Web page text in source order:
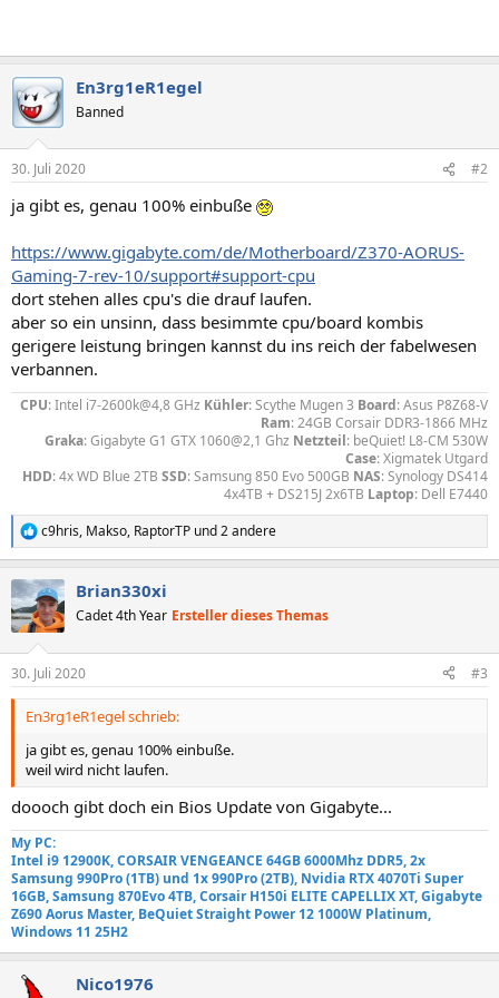
En3rg1eR1egel
Banned
30. Juli 2020 #2
ja gibt es, genau 100% einbuße
https://www.gigabyte.com/de/Motherboard/Z370-AORUS-
Gaming-7-rev-10/support#support-cpu
dort stehen alles cpu's die drauf laufen.
aber so ein unsinn, dass besimmte cpu/board kombis
gerigere leistung bringen kannst du ins reich der fabelwesen
verbannen.
CPU: Intel i7-2600k@4,8 GHz Kühler: Scythe Mugen 3 Board: Asus P8Z68-V
Ram: 24GB Corsair DDR3-1866 MHz
Graka: Gigabyte G1 GTX 1060@2,1 Ghz Netzteil: beQuiet! L8-CM 530W
Case: Xigmatek Utgard
HDD: 4x WD Blue 2TB SSD: Samsung 850 Evo 500GB NAS: Synology DS414
4x4TB + DS215J 2x6TB Laptop: Dell E7440​
R
e
k
t
i
e
n
c9hris, Makso, RaptorTP und 2 andere
Brian330xi
Cadet 4th Year Ersteller dieses Themas
30. Juli 2020 #3
En3rg1eR1egel schrieb:
ja gibt es, genau 100% einbuße.
weil wird nicht laufen.
doooch gibt doch ein Bios Update von Gigabyte...
My PC:
Intel i9 12900K, CORSAIR VENGEANCE 64GB 6000Mhz DDR5, 2x
Samsung 990Pro (1TB) und 1x 990Pro (2TB), Nvidia RTX 4070Ti Super
16GB, Samsung 870Evo 4TB, Corsair H150i ELITE CAPELLIX XT, Gigabyte
Z690 Aorus Master, BeQuiet Straight Power 12 1000W Platinum,
Windows 11 25H2
Nico1976